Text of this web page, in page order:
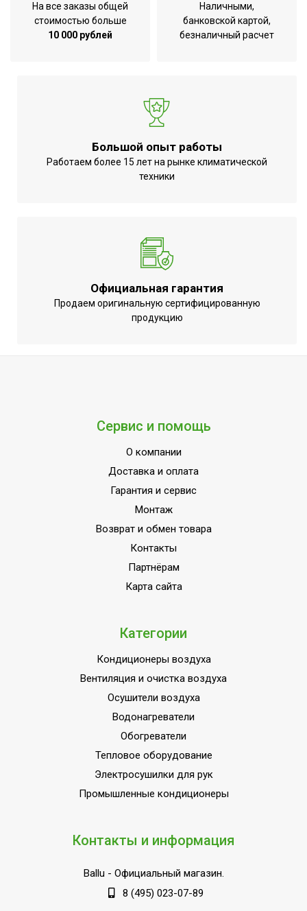
Габаритные размеры
товара (В*Ш*Г)
0,4*0,595*0,113 м
Набор крепежных
элементов в комплекте
Да (ножки с колесами
+ набор для настенной
установки)
регулятор)
Механический
Точность установки
температуры
1,0 °С
Подсветка дисплея
Вертикальный
На все заказы общей
стоимостью больше
10 000 рублей
Наличными,
банковской картой,
безналичный расчет
Большой опыт работы
Работаем более 15 лет на рынке климатической
техники
Официальная гарантия
Продаем оригинальную сертифицированную
продукцию
Сервис и помощь
О компании
Доставка и оплата
Гарантия и сервис
Монтаж
Возврат и обмен товара
Контакты
Партнёрам
Карта сайта
Категории
Кондиционеры воздуха
Вентиляция и очистка воздуха
Осушители воздуха
Водонагреватели
Обогреватели
Тепловое оборудование
Электросушилки для рук
Промышленные кондиционеры
Контакты и информация
Ballu - Официальный магазин.
8 (495) 023-07-89